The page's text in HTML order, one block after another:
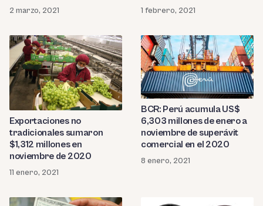
2 marzo, 2021 1 febrero, 2021
Exportaciones no
tradicionales sumaron
$1,312 millones en
noviembre de 2020
11 enero, 2021
BCR: Perú acumula US$
6,303 millones de enero a
noviembre de superávit
comercial en el 2020
8 enero, 2021